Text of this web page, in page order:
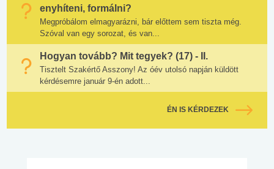
enyhíteni, formálni?
Megpróbálom elmagyarázni, bár előttem sem tiszta még.
Szóval van egy sorozat, és van...
Hogyan tovább? Mit tegyek? (17) - II.
Tisztelt Szakértő Asszony! Az óév utolsó napján küldött
kérdésemre január 9-én adott...
ÉN IS KÉRDEZEK